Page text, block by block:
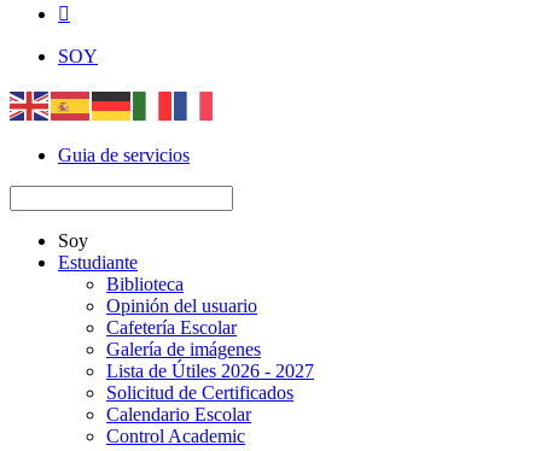

SOY
Guia de servicios
Soy
Estudiante
Biblioteca
Opinión del usuario
Cafetería Escolar
Galería de imágenes
Lista de Útiles 2026 - 2027
Solicitud de Certificados
Calendario Escolar
Control Academic